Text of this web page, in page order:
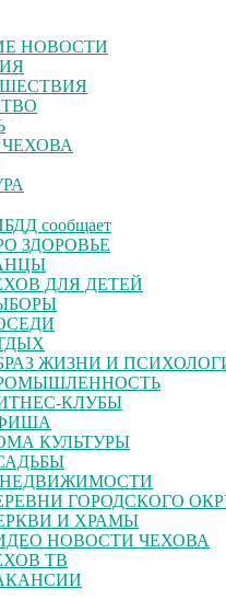
НОВОСТИ
сообщает
ЗДОРОВЬЕ
ДЛЯ ДЕТЕЙ
ЖИЗНИ И
КЛУБЫ
КУЛЬТУРЫ
ГОРОДСКОГО
И ХРАМЫ
НОВОСТИ ЧЕХОВА
ТВ